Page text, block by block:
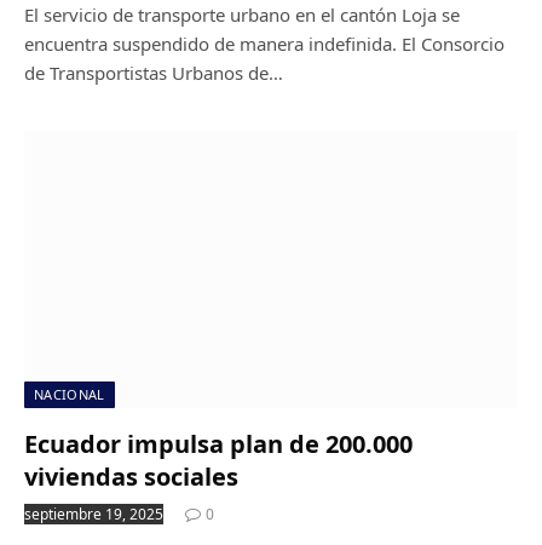
El servicio de transporte urbano en el cantón Loja se
encuentra suspendido de manera indefinida. El Consorcio
de Transportistas Urbanos de…
NACIONAL
Ecuador impulsa plan de 200.000
viviendas sociales
septiembre 19, 2025 0